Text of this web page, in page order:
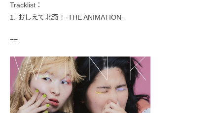
Tracklist：
1. おしえて北斎！-THE ANIMATION-
==